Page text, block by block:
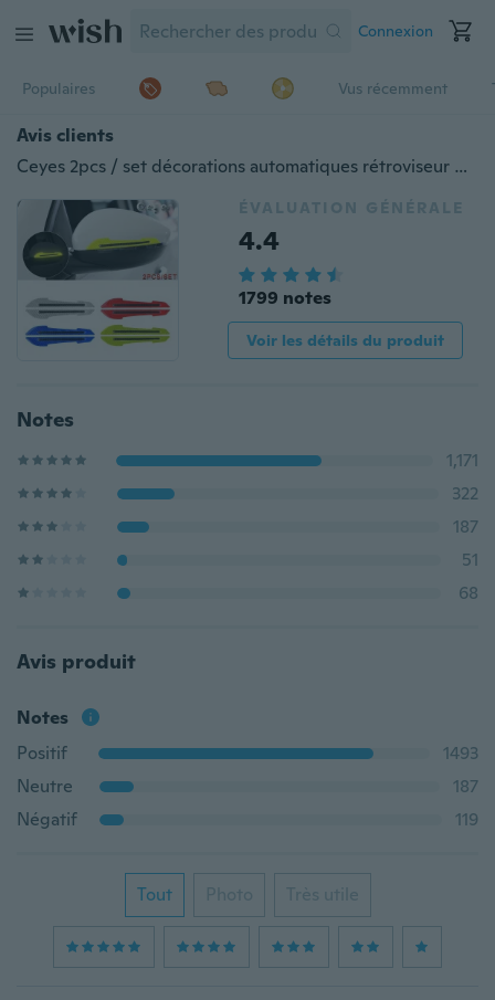
Connexion
Populaires Vus récemment
Avis clients
Ceyes 2pcs / set décorations automatiques rétroviseur de voiture bande d'avertissement anti-collision voiture autocollants d'avertissement réfléchissants bandes réfléchissantes de voiture
ÉVALUATION GÉNÉRALE
4.4
1799 notes
Voir les détails du produit
Notes
1,171
322
187
51
68
Avis produit
Notes
Positif
1493
Neutre
187
Négatif
119
Tout Photo Très utile